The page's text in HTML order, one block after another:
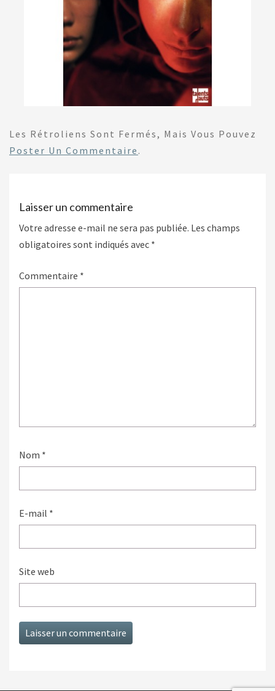
Les Rétroliens Sont Fermés, Mais Vous Pouvez
Poster Un Commentaire .
Laisser un commentaire
Votre adresse e-mail ne sera pas publiée. Les champs
obligatoires sont indiqués avec *
Commentaire *
Nom *
E-mail *
Site web